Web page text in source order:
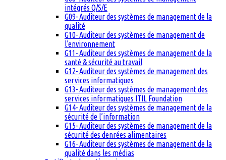
intégrés Q/S/E
G09- Auditeur des systèmes de management de la
qualité
G10- Auditeur des systèmes de management de
l’environnement
G11- Auditeur des systèmes de management de la
santé & sécurité au travail
G12- Auditeur des systèmes de management des
services informatiques
G13- Auditeur des systèmes de management des
services informatiques ITIL Foundation
G14- Auditeur des systèmes de management de la
sécurité de l’information
G15- Auditeur des systèmes de management de la
sécurité des denrées alimentaires
G16- Auditeur des systèmes de management de la
qualité dans les médias